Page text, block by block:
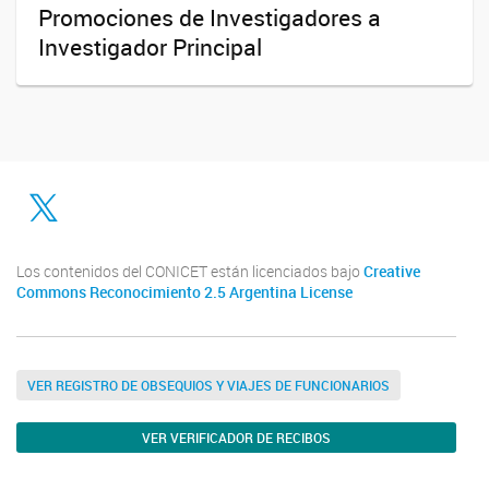
Promociones de Investigadores a
Investigador Principal
Twitter
Los contenidos del CONICET están licenciados bajo Creative
Commons Reconocimiento 2.5 Argentina License
VER REGISTRO DE OBSEQUIOS Y VIAJES DE FUNCIONARIOS
VER VERIFICADOR DE RECIBOS